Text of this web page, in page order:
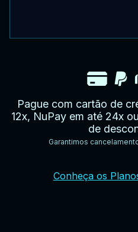
Pague com cartão de
12x, NuPay em até 24x
de
Garantimos
Conheça os